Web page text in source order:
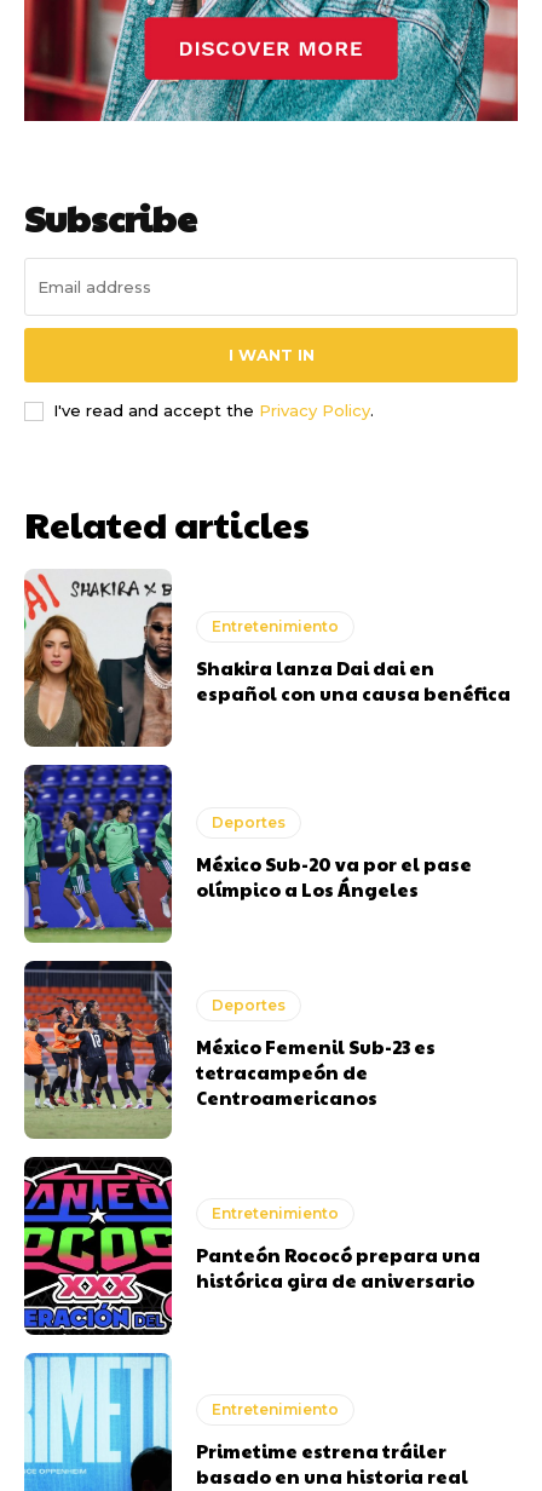
Subscribe
I WANT IN
I've read and accept the Privacy Policy.
Related articles
Entretenimiento
Shakira lanza Dai dai en
español con una causa benéfica
Deportes
México Sub-20 va por el pase
olímpico a Los Ángeles
Deportes
México Femenil Sub-23 es
tetracampeón de
Centroamericanos
Entretenimiento
Panteón Rococó prepara una
histórica gira de aniversario
Entretenimiento
Primetime estrena tráiler
basado en una historia real